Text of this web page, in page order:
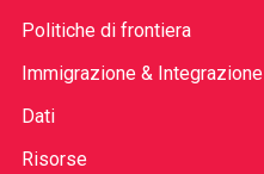
Politiche di frontiera
Immigrazione & Integrazione
Dati
Risorse